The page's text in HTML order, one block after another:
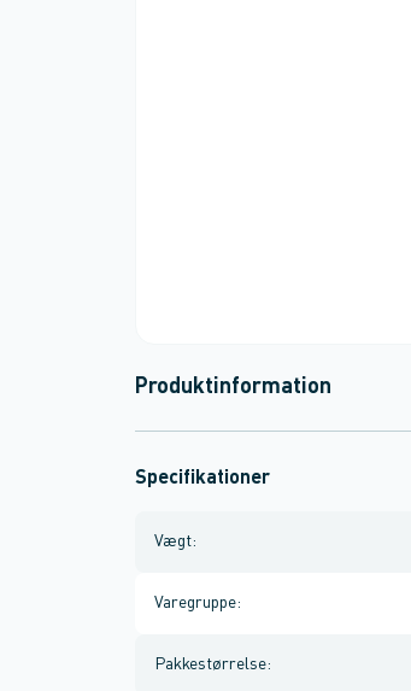
Produktinformation
Specifikationer
Vægt:
Varegruppe:
Pakkestørrelse: